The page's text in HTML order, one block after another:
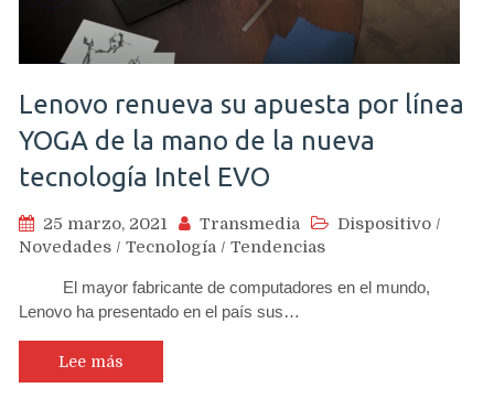
Lenovo renueva su apuesta por línea
YOGA de la mano de la nueva
tecnología Intel EVO
25 marzo, 2021 Transmedia Dispositivo /
Novedades / Tecnología / Tendencias
El mayor fabricante de computadores en el mundo,
Lenovo ha presentado en el país sus…
Lee más